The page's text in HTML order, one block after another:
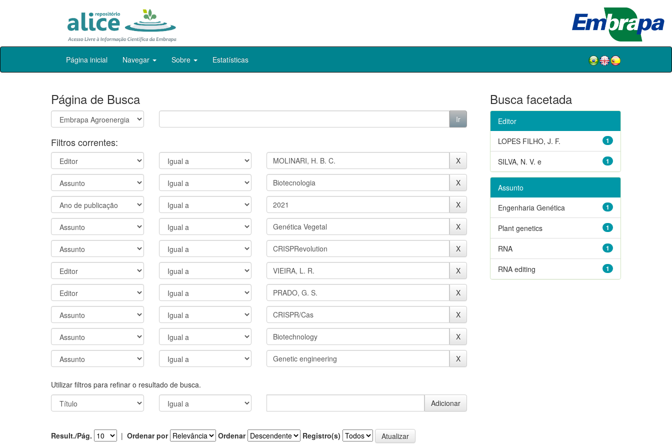
Skip
Página inicial Navegar Sobre Estatísticas
Página de Busca
Filtros correntes:
Utilizar filtros para refinar o resultado de busca.
Result./Pág. | Ordenar por Ordenar Registro(s)
Busca facetada
Editor
1
LOPES FILHO, J. F.
1
SILVA, N. V. e
Assunto
1
Engenharia Genética
1
Plant genetics
1
RNA
1
RNA editing